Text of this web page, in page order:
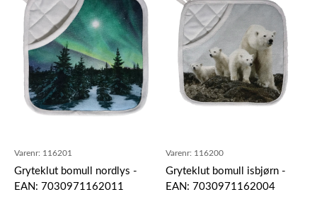
Varenr: 116201
Gryteklut bomull nordlys -
EAN: 7030971162011
Varenr: 116200
Gryteklut bomull isbjørn -
EAN: 7030971162004